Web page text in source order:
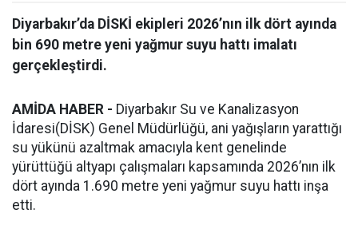
Diyarbakır’da DİSKİ ekipleri 2026’nın ilk dört ayında
bin 690 metre yeni yağmur suyu hattı imalatı
gerçekleştirdi.
AMİDA HABER - Diyarbakır Su ve Kanalizasyon
İdaresi(DİSK) Genel Müdürlüğü, ani yağışların yarattığı
su yükünü azaltmak amacıyla kent genelinde
yürüttüğü altyapı çalışmaları kapsamında 2026’nın ilk
dört ayında 1.690 metre yeni yağmur suyu hattı inşa
etti.